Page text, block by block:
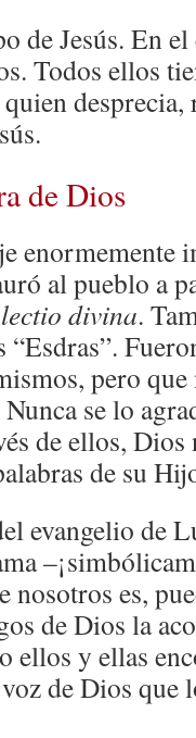
de Jesús. En
Todos ellos
desprecia,
de Dios
enormemente
al pueblo a
lectio divina.
pero
se lo
de ellos, Dios
de su
evangelio de
nosotros es,
de Dios la
ellos y ellas
de Dios que